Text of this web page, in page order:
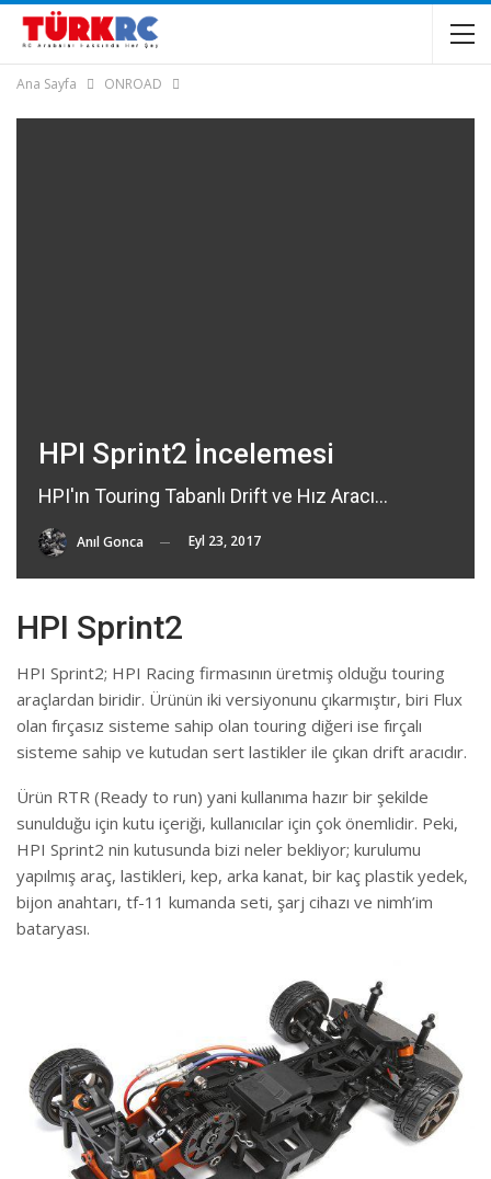
Ana Sayfa ONROAD
HPI Sprint2 İncelemesi
HPI'ın Touring Tabanlı Drift ve Hız Aracı...
Anıl Gonca Eyl 23, 2017
HPI Sprint2
HPI Sprint2; HPI Racing firmasının üretmiş olduğu touring
araçlardan biridir. Ürünün iki versiyonunu çıkarmıştır, biri Flux
olan fırçasız sisteme sahip olan touring diğeri ise fırçalı
sisteme sahip ve kutudan sert lastikler ile çıkan drift aracıdır.
Ürün RTR (Ready to run) yani kullanıma hazır bir şekilde
sunulduğu için kutu içeriği, kullanıcılar için çok önemlidir. Peki,
HPI Sprint2 nin kutusunda bizi neler bekliyor; kurulumu
yapılmış araç, lastikleri, kep, arka kanat, bir kaç plastik yedek,
bijon anahtarı, tf-11 kumanda seti, şarj cihazı ve nimh’im
bataryası.